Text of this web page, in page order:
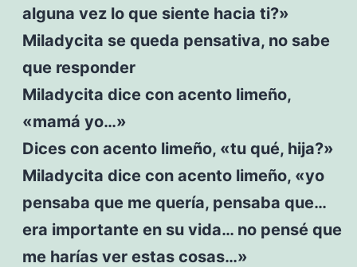
alguna vez lo que siente hacia ti?»
Miladycita se queda pensativa, no sabe
que responder
Miladycita dice con acento limeño,
«mamá yo…»
Dices con acento limeño, «tu qué, hija?»
Miladycita dice con acento limeño, «yo
pensaba que me quería, pensaba que…
era importante en su vida… no pensé que
me harías ver estas cosas…»